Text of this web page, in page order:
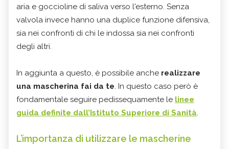
aria e goccioline di saliva verso l'esterno. Senza
valvola invece hanno una duplice funzione difensiva,
sia nei confronti di chi le indossa sia nei confronti
degli altri.
In aggiunta a questo, è possibile anche realizzare
una mascherina fai da te. In questo caso però è
fondamentale seguire pedissequamente le linee
guida definite dall’Istituto Superiore di Sanità.
L’importanza di utilizzare le mascherine